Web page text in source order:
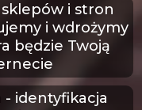
i stron
i wdrożymy
będzie Twoją
identyfikacja